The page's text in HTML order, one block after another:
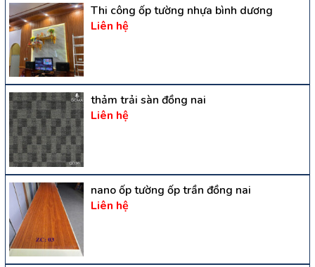
Thi công ốp tường nhựa bình dương
Liên hệ
thảm trải sàn đồng nai
Liên hệ
nano ốp tường ốp trần đồng nai
Liên hệ